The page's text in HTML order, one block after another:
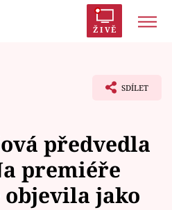
ŽIVĚ
SDÍLET
předvedla
premiéře
jako